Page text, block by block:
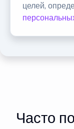
целей,
Часто